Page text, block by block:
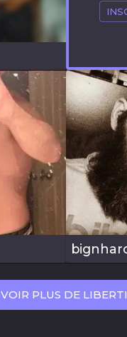
VOIR PLUS DE